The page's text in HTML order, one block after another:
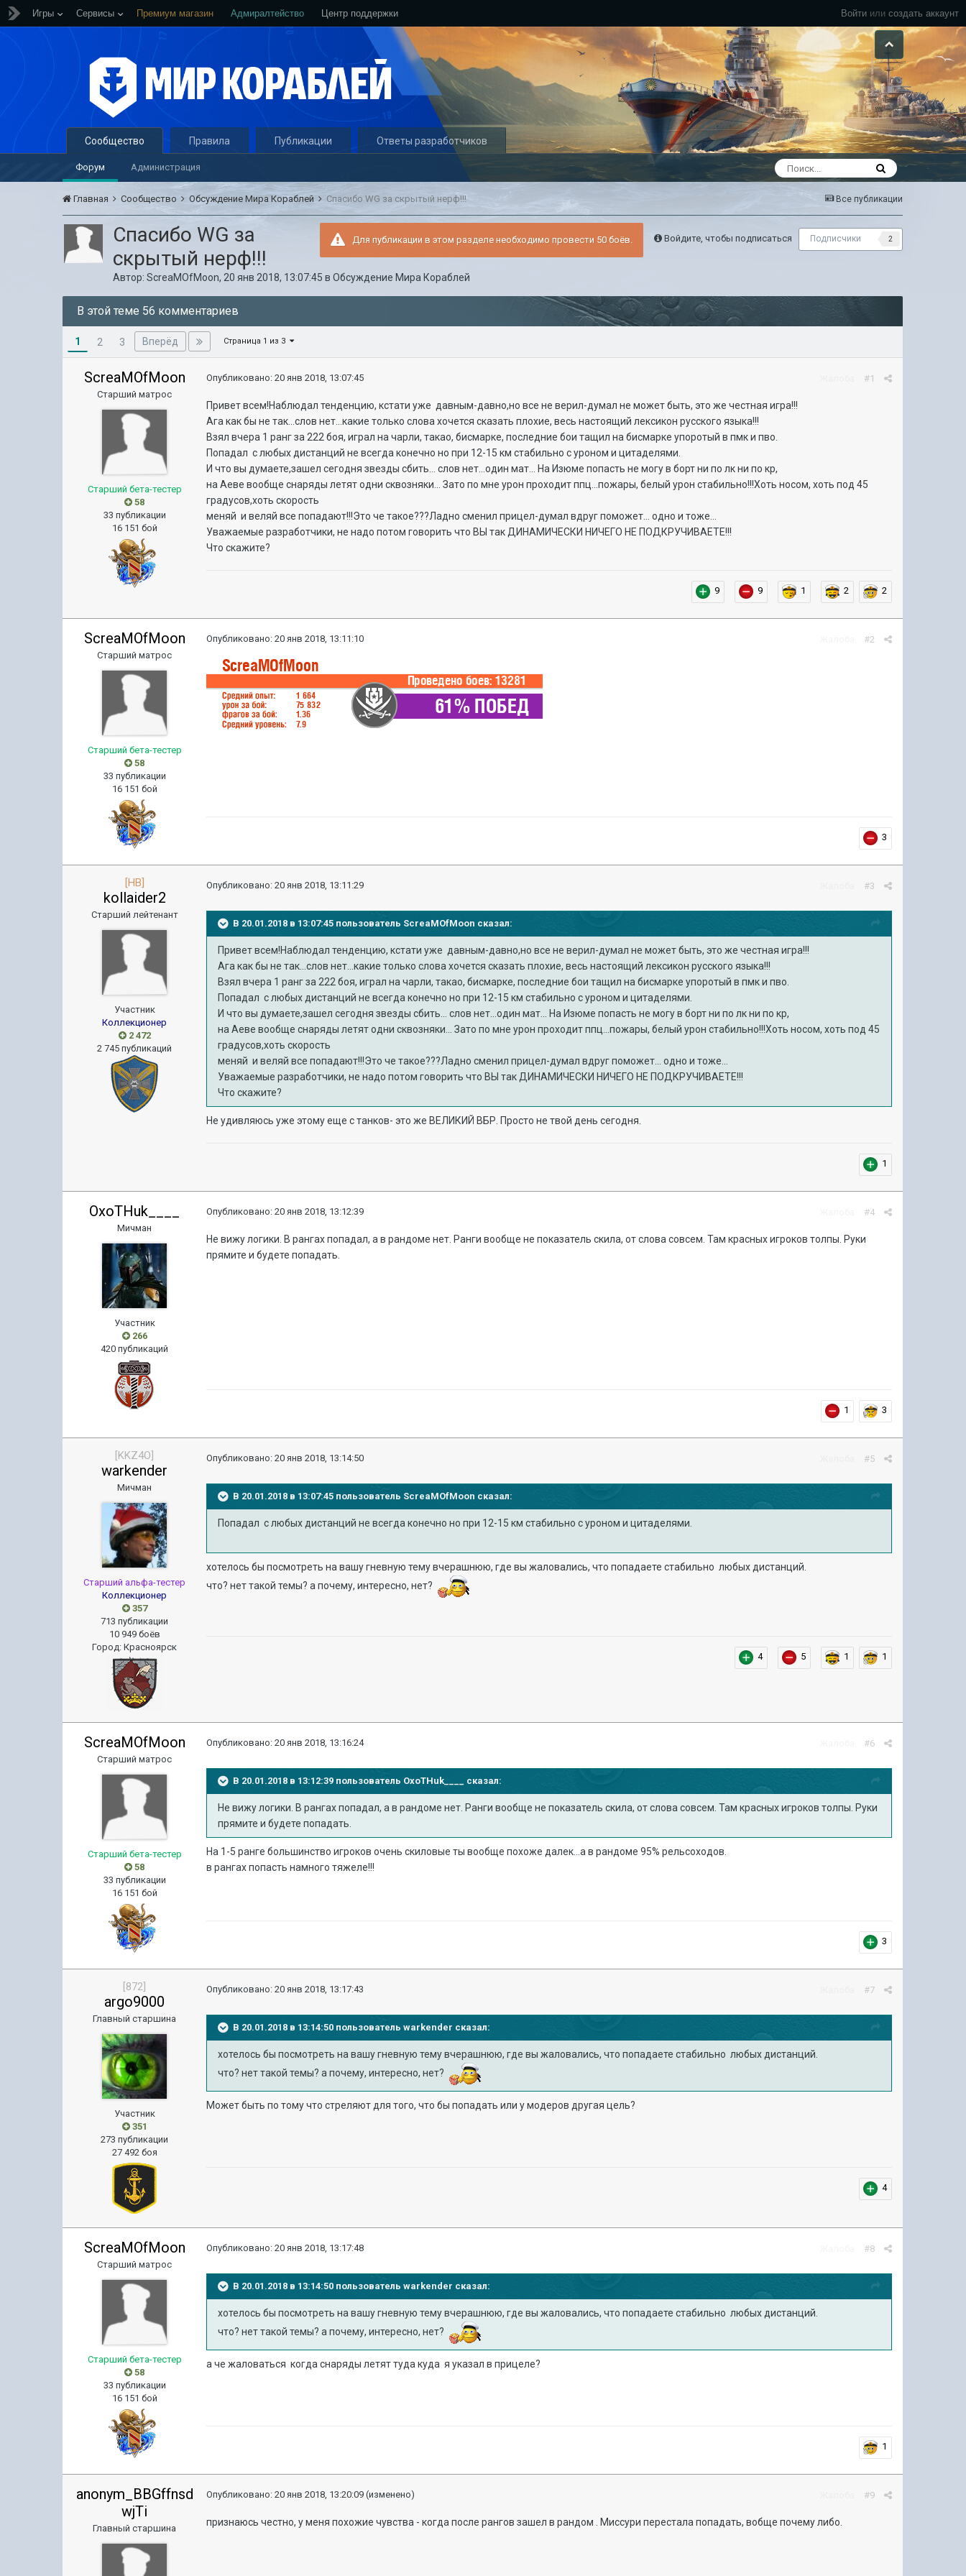
Войти или создать аккаунт
Игры Сервисы Премиум магазин Адмиралтейство Центр поддержки
Сообщество
Форум Администрация
Правила Публикации Ответы разработчиков
Все публикации
Главная Сообщество Обсуждение Мира Кораблей Спасибо WG за скрытый нерф!!!
Войдите, чтобы подписаться Подписчики 2
Для публикации в этом разделе необходимо провести 50 боёв.
Спасибо WG за
скрытый нерф!!!
Автор:ScreaMOfMoon, 20 янв 2018, 13:07:45 вОбсуждение Мира Кораблей
В этой теме 56 комментариев
1 2 3 Вперёд Страница 1 из 3
ScreaMOfMoon
Старший матрос
Старший бета-тестер
58
33 публикации
16 151 бой
#1
Опубликовано:20 янв 2018, 13:07:45
Привет всем!Наблюдал тенденцию, кстати уже давным-давно,но все не верил-думал не может быть, это же честная игра!!!
Ага как бы не так...слов нет...какие только слова хочется сказать плохие, весь настоящий лексикон русского языка!!!
Взял вчера 1 ранг за 222 боя, играл на чарли, такао, бисмарке, последние бои тащил на бисмарке упоротый в пмк и пво.
Попадал с любых дистанций не всегда конечно но при 12-15 км стабильно с уроном и цитаделями.
И что вы думаете,зашел сегодня звезды сбить... слов нет...один мат... На Изюме попасть не могу в борт ни по лк ни по кр,
на Аеве вообще снаряды летят одни сквозняки... Зато по мне урон проходит ппц...пожары, белый урон стабильно!!!Хоть носом, хоть под 45
градусов,хоть скорость
меняй и веляй все попадают!!!Это че такое???Ладно сменил прицел-думал вдруг поможет... одно и тоже...
Уважаемые разработчики, не надо потом говорить что ВЫ так ДИНАМИЧЕСКИ НИЧЕГО НЕ ПОДКРУЧИВАЕТЕ!!!
Что скажите?
9 9 1 2 2
ScreaMOfMoon
Старший матрос
Старший бета-тестер
58
33 публикации
16 151 бой
#2
Опубликовано:20 янв 2018, 13:11:10
3
[HB]
kollaider2
Старший лейтенант
Участник
Коллекционер
2 472
2 745 публикаций
#3
Опубликовано:20 янв 2018, 13:11:29
В 20.01.2018 в 13:07:45 пользователь ScreaMOfMoon сказал:
Привет всем!Наблюдал тенденцию, кстати уже давным-давно,но все не верил-думал не может быть, это же честная игра!!!
Ага как бы не так...слов нет...какие только слова хочется сказать плохие, весь настоящий лексикон русского языка!!!
Взял вчера 1 ранг за 222 боя, играл на чарли, такао, бисмарке, последние бои тащил на бисмарке упоротый в пмк и пво.
Попадал с любых дистанций не всегда конечно но при 12-15 км стабильно с уроном и цитаделями.
И что вы думаете,зашел сегодня звезды сбить... слов нет...один мат... На Изюме попасть не могу в борт ни по лк ни по кр,
на Аеве вообще снаряды летят одни сквозняки... Зато по мне урон проходит ппц...пожары, белый урон стабильно!!!Хоть носом, хоть под 45
градусов,хоть скорость
меняй и веляй все попадают!!!Это че такое???Ладно сменил прицел-думал вдруг поможет... одно и тоже...
Уважаемые разработчики, не надо потом говорить что ВЫ так ДИНАМИЧЕСКИ НИЧЕГО НЕ ПОДКРУЧИВАЕТЕ!!!
Что скажите?
Не удивляюсь уже этому еще с танков- это же ВЕЛИКИЙ ВБР. Просто не твой день сегодня.
1
OxoTHuk____
Мичман
Участник
266
420 публикаций
#4
Опубликовано:20 янв 2018, 13:12:39
Не вижу логики. В рангах попадал, а в рандоме нет. Ранги вообще не показатель скила, от слова совсем. Там красных игроков толпы. Руки
прямите и будете попадать.
1 3
[KKZ4O]
warkender
Мичман
Старший альфа-тестер
Коллекционер
357
713 публикации
10 949 боёв
Город:Красноярск
#5
Опубликовано:20 янв 2018, 13:14:50
В 20.01.2018 в 13:07:45 пользователь ScreaMOfMoon сказал:
Попадал с любых дистанций не всегда конечно но при 12-15 км стабильно с уроном и цитаделями.
хотелось бы посмотреть на вашу гневную тему вчерашнюю, где вы жаловались, что попадаете стабильно любых дистанций.
что? нет такой темы? а почему, интересно, нет?
4 5 1 1
ScreaMOfMoon
Старший матрос
Старший бета-тестер
58
33 публикации
16 151 бой
#6
Опубликовано:20 янв 2018, 13:16:24
В 20.01.2018 в 13:12:39 пользователь OxoTHuk____ сказал:
Не вижу логики. В рангах попадал, а в рандоме нет. Ранги вообще не показатель скила, от слова совсем. Там красных игроков толпы. Руки
прямите и будете попадать.
На 1-5 ранге большинство игроков очень скиловые ты вообще похоже далек...а в рандоме 95% рельсоходов.
в рангах попасть намного тяжеле!!!
3
[872]
argo9000
Главный старшина
Участник
351
273 публикации
27 492 боя
#7
Опубликовано:20 янв 2018, 13:17:43
В 20.01.2018 в 13:14:50 пользовательwarkender сказал:
хотелось бы посмотреть на вашу гневную тему вчерашнюю, где вы жаловались, что попадаете стабильно любых дистанций.
что? нет такой темы? а почему, интересно, нет?
Может быть по тому что стреляют для того, что бы попадать или у модеров другая цель?
4
ScreaMOfMoon
Старший матрос
Старший бета-тестер
58
33 публикации
16 151 бой
#8
Опубликовано:20 янв 2018, 13:17:48
В 20.01.2018 в 13:14:50 пользовательwarkender сказал:
хотелось бы посмотреть на вашу гневную тему вчерашнюю, где вы жаловались, что попадаете стабильно любых дистанций.
что? нет такой темы? а почему, интересно, нет?
а че жаловаться когда снаряды летят туда куда я указал в прицеле?
1
anonym_BBGffnsd
wjTi
Главный старшина
#9
Опубликовано:20 янв 2018, 13:20:09 (изменено)
признаюсь честно, у меня похожие чувства - когда после рангов зашел в рандом . Миссури перестала попадать, вобще почему либо.